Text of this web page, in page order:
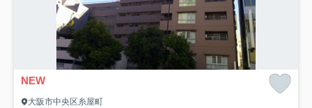
NEW
大阪市中央区糸屋町